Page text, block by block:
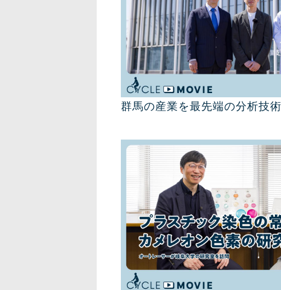
群馬の産業を最先端の分析技術